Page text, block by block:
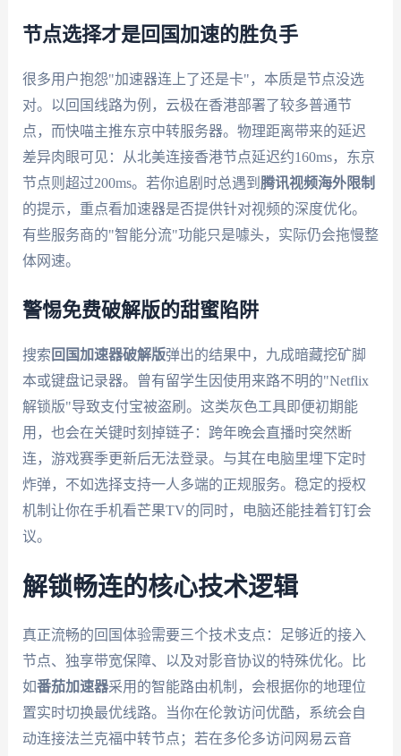
节点选择才是回国加速的胜负手
很多用户抱怨"加速器连上了还是卡"，本质是节点没选
对。以回国线路为例，云极在香港部署了较多普通节
点，而快喵主推东京中转服务器。物理距离带来的延迟
差异肉眼可见：从北美连接香港节点延迟约160ms，东京
节点则超过200ms。若你追剧时总遇到 腾讯视频海外限制
的提示，重点看加速器是否提供针对视频的深度优化。
有些服务商的"智能分流"功能只是噱头，实际仍会拖慢整
体网速。
警惕免费破解版的甜蜜陷阱
搜索 回国加速器破解版弹出的结果中，九成暗藏挖矿脚
本或键盘记录器。曾有留学生因使用来路不明的"Netflix
解锁版"导致支付宝被盗刷。这类灰色工具即便初期能
用，也会在关键时刻掉链子：跨年晚会直播时突然断
连，游戏赛季更新后无法登录。与其在电脑里埋下定时
炸弹，不如选择支持一人多端的正规服务。稳定的授权
机制让你在手机看芒果TV的同时，电脑还能挂着钉钉会
议。
解锁畅连的核心技术逻辑
真正流畅的回国体验需要三个技术支点：足够近的接入
节点、独享带宽保障、以及对影音协议的特殊优化。比
如番茄加速器采用的智能路由机制，会根据你的地理位
置实时切换最优线路。当你在伦敦访问优酷，系统会自
动连接法兰克福中转节点；若在多伦多访问网易云音